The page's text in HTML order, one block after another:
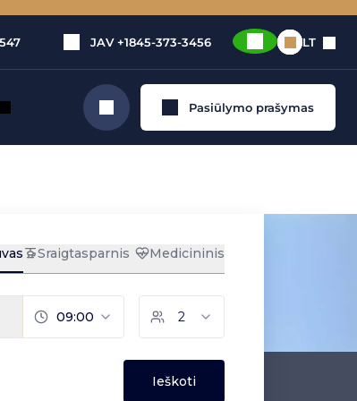
JAV +1845-373-3456 LT
Ieškoti Pasiūlymo prašymas